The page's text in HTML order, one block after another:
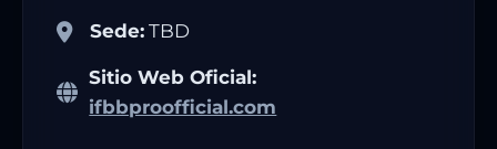
Sede: TBD
Sitio Web Oficial:
ifbbproofficial.com